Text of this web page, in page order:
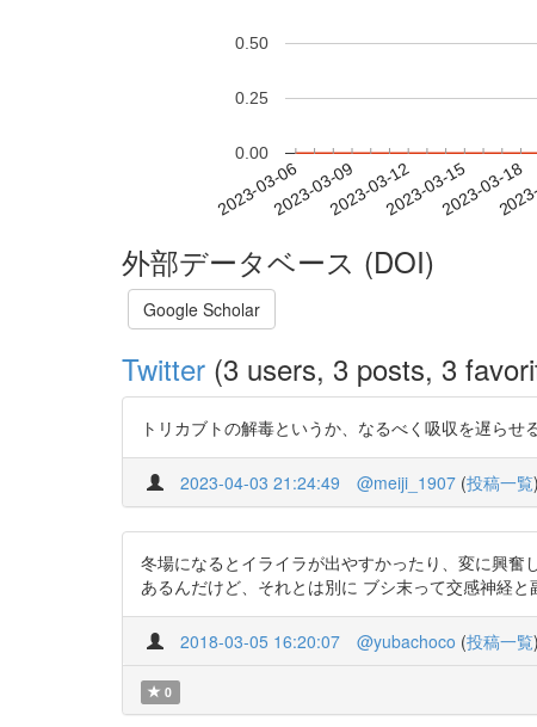
2023-03-062023-03-092023-03-122023-03-152023-03-18
0.00
0.25
0.50
外部データベース (DOI)
Google Scholar
Twitter (3 users, 3 posts, 3
トリカブトの解毒というか、なるべく吸収を遅ら
2023-04-03 21:24:49 @meiji_1907 (投稿一覧)
冬場になるとイライラが出やすかったり、変に興
あるんだけど、それとは別に ブシ末って交感神経
2018-03-05 16:20:07 @yubachoco (投稿一覧)
0